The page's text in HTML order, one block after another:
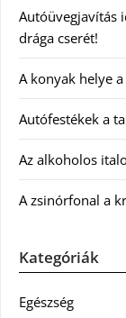
Autóüvegjavítás
drága cserét!
A konyak helye
Autófestékek a
Az alkoholos
A zsinórfonal a
Kategóriák
Egészség